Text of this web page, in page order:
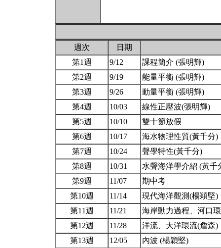
週次
日期
第1週
9/12
課程簡介 (張明輝)
第2週
9/19
能量平衡 (張明輝)
第3週
9/26
動量平衡 (張明輝)
第4週
10/03
線性正壓波(張明輝)
第5週
10/10
雙十節放假
第6週
10/17
海水物理性質(黃千分)
第7週
10/24
聲學特性(黃千分)
第8週
10/31
水聲海洋學介紹 (黃千
第9週
11/07
期中考
第10週
11/14
現代海洋觀測(楊穎堅)
第11週
11/21
海岸動力過程、河口
第12週
11/28
洋流、大洋環流(詹森)
第13週
12/05 內波 (楊穎堅)